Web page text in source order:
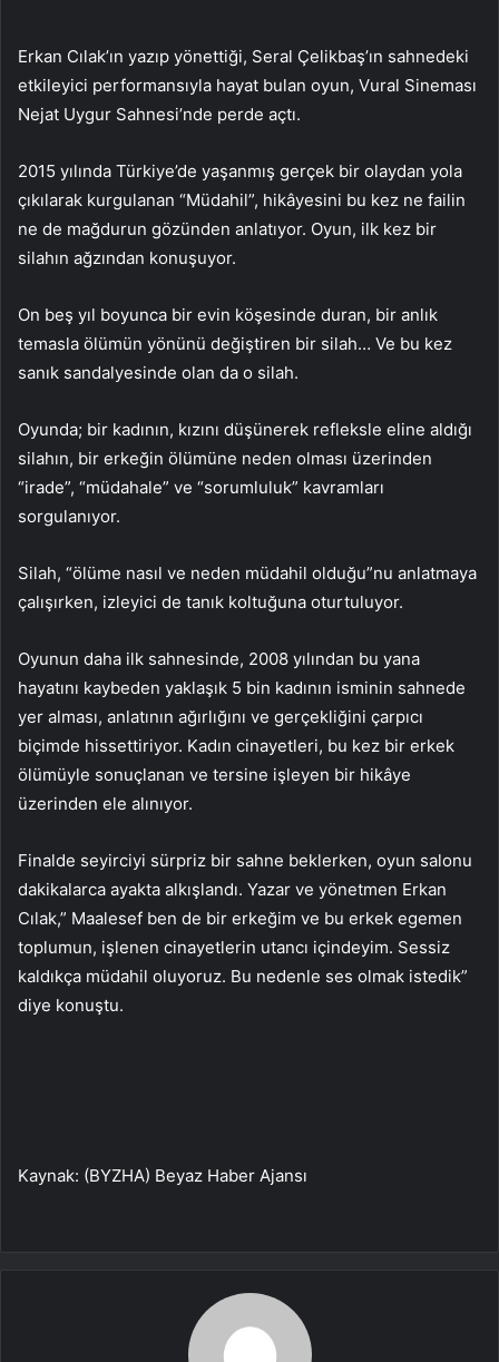
Erkan Cılak’ın yazıp yönettiği, Seral Çelikbaş’ın sahnedeki
etkileyici performansıyla hayat bulan oyun, Vural Sineması
Nejat Uygur Sahnesi’nde perde açtı.
2015 yılında Türkiye’de yaşanmış gerçek bir olaydan yola
çıkılarak kurgulanan “Müdahil”, hikâyesini bu kez ne failin
ne de mağdurun gözünden anlatıyor. Oyun, ilk kez bir
silahın ağzından konuşuyor.
On beş yıl boyunca bir evin köşesinde duran, bir anlık
temasla ölümün yönünü değiştiren bir silah… Ve bu kez
sanık sandalyesinde olan da o silah.
Oyunda; bir kadının, kızını düşünerek refleksle eline aldığı
silahın, bir erkeğin ölümüne neden olması üzerinden
“irade”, “müdahale” ve “sorumluluk” kavramları
sorgulanıyor.
Silah, “ölüme nasıl ve neden müdahil olduğu”nu anlatmaya
çalışırken, izleyici de tanık koltuğuna oturtuluyor.
Oyunun daha ilk sahnesinde, 2008 yılından bu yana
hayatını kaybeden yaklaşık 5 bin kadının isminin sahnede
yer alması, anlatının ağırlığını ve gerçekliğini çarpıcı
biçimde hissettiriyor. Kadın cinayetleri, bu kez bir erkek
ölümüyle sonuçlanan ve tersine işleyen bir hikâye
üzerinden ele alınıyor.
Finalde seyirciyi sürpriz bir sahne beklerken, oyun salonu
dakikalarca ayakta alkışlandı. Yazar ve yönetmen Erkan
Cılak,” Maalesef ben de bir erkeğim ve bu erkek egemen
toplumun, işlenen cinayetlerin utancı içindeyim. Sessiz
kaldıkça müdahil oluyoruz. Bu nedenle ses olmak istedik”
diye konuştu.
Kaynak: (BYZHA) Beyaz Haber Ajansı